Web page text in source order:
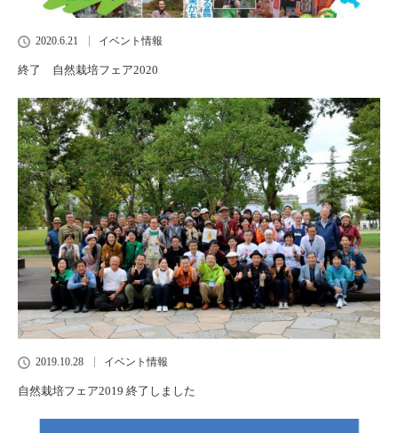
2020.6.21 イベント情報
終了 自然栽培フェア2020
2019.10.28 イベント情報
自然栽培フェア2019 終了しました